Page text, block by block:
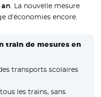
an. La nouvelle mesure
d’économies encore.
train de mesures en
transports scolaires
les trains, sans